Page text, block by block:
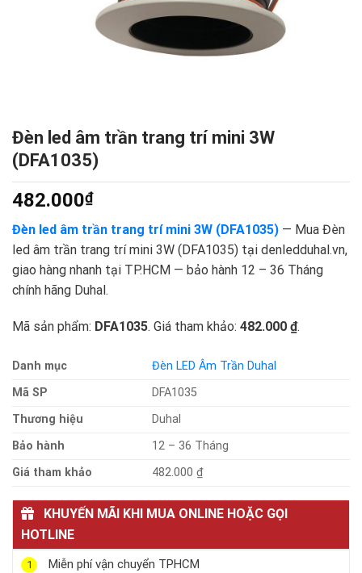
Đèn led âm trần trang trí mini 3W
(DFA1035)
482.000₫
Đèn led âm trần trang trí mini 3W (DFA1035) — Mua Đèn
led âm trần trang trí mini 3W (DFA1035) tại denledduhal.vn,
giao hàng nhanh tại TP.HCM — bảo hành 12 – 36 Tháng
chính hãng Duhal.
Mã sản phẩm: DFA1035. Giá tham khảo: 482.000 ₫.
Danh mục
Đèn LED Âm Trần Duhal
Mã SP
DFA1035
Thương hiệu
Duhal
Bảo hành
12 – 36 Tháng
Giá tham khảo
482.000 ₫
KHUYẾN MÃI KHI MUA ONLINE HOẶC GỌI
HOTLINE
1 Miễn phí vận chuyển TPHCM